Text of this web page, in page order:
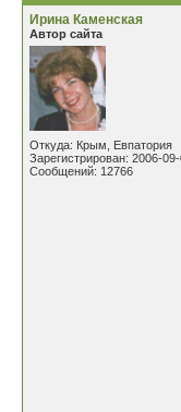
Ирина Каменская
Автор сайта
Откуда: Крым, Евпатория
Зарегистрирован: 2006-
Сообщений: 12766